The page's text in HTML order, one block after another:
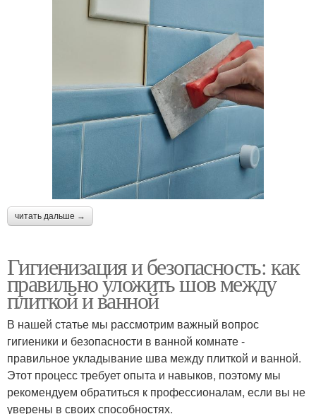
читать дальше →
Гигиенизация и безопасность: как
правильно уложить шов между
плиткой и ванной
В нашей статье мы рассмотрим важный вопрос
гигиеники и безопасности в ванной комнате -
правильное укладывание шва между плиткой и ванной.
Этот процесс требует опыта и навыков, поэтому мы
рекомендуем обратиться к профессионалам, если вы не
уверены в своих способностях.